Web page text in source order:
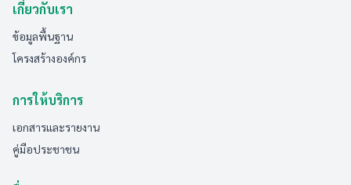
เกี่ยวกับเรา
ข้อมูลพื้นฐาน
โครงสร้างองค์กร
การให้บริการ
เอกสารและรายงาน
คู่มือประชาชน